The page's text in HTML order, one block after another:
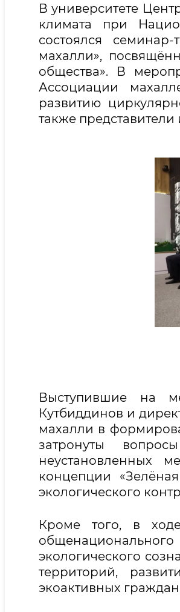
В университете
климата при
состоялся
махалли»,
общества». В
Ассоциации
развитию
также представители
Выступившие на
Кутбиддинов и
махалли в
затронуты
неустановленных
концепции
экологического
Кроме того, в
экологического
территорий,
экоактивных